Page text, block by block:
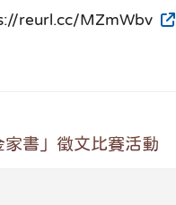
reurl.cc/MZmWbv
書」徵文比賽活動